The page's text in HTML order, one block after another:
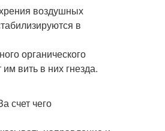
воздушных
в
органического
вить в них гнезда.
счет чего